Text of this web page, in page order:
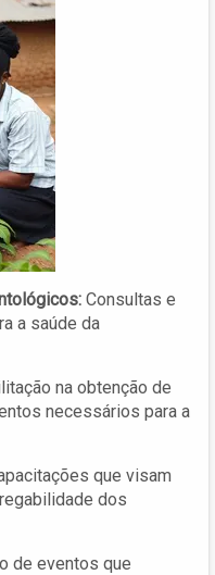
Consultas e
a saúde da
na obtenção de
necessários para a
que visam
dos
de eventos que